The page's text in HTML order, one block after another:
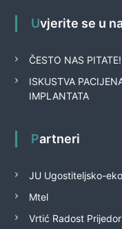
Uvjerite se u
ČESTO NAS PITATE!
ISKUSTVA
IMPLANTATA
Partneri
JU Ugostiteljsko-
Mtel
Vrtić Radost Prijedor